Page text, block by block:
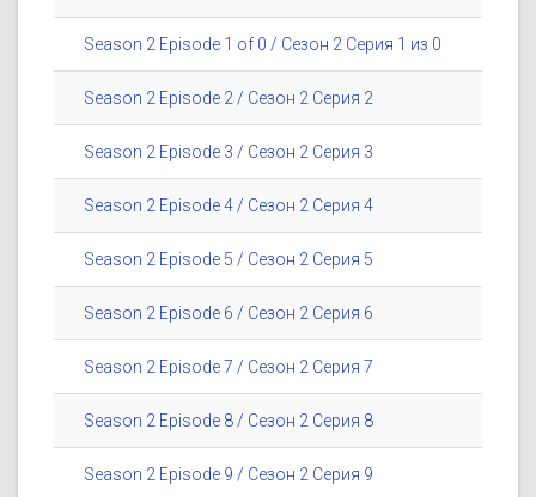
Season 2 Episode 1 of 0 / Сезон 2 Серия 1 из 0
Season 2 Episode 2 / Сезон 2 Серия 2
Season 2 Episode 3 / Сезон 2 Серия 3
Season 2 Episode 4 / Сезон 2 Серия 4
Season 2 Episode 5 / Сезон 2 Серия 5
Season 2 Episode 6 / Сезон 2 Серия 6
Season 2 Episode 7 / Сезон 2 Серия 7
Season 2 Episode 8 / Сезон 2 Серия 8
Season 2 Episode 9 / Сезон 2 Серия 9